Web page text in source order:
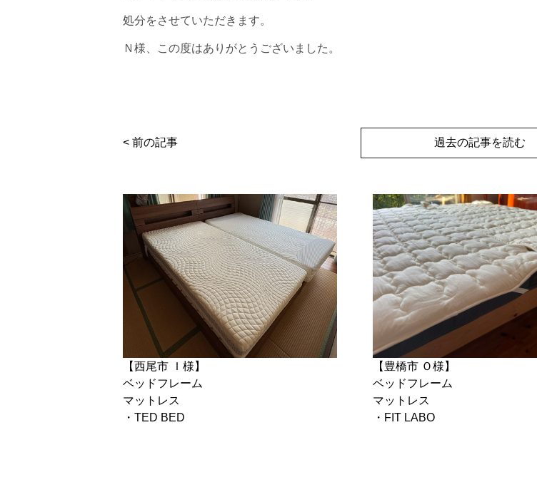
処分をさせていただきます。
Ｎ様、この度はありがとうございました。
< 前の記事 過去の記事を読む
【西尾市 Ｉ様】
ベッドフレーム
マットレス
・TED BED
【豊橋市 Ｏ様】
ベッドフレーム
マットレス
・FIT LABO